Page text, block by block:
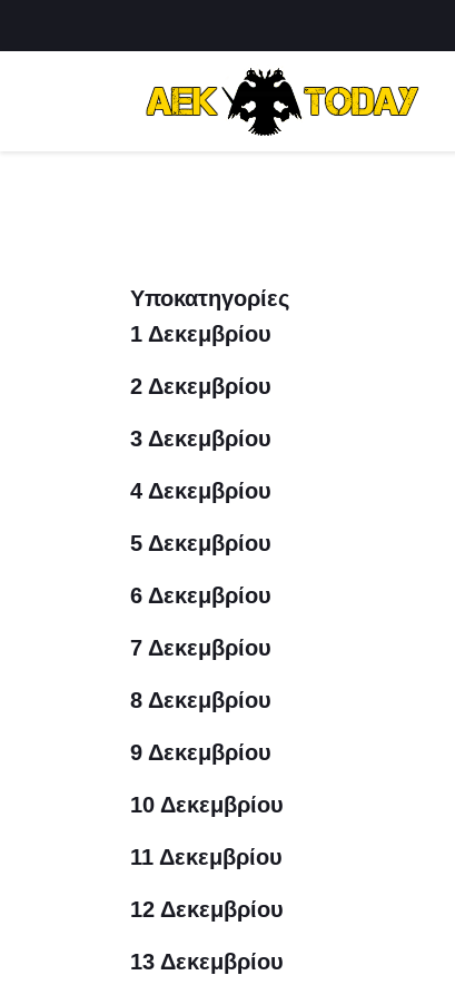
Υποκατηγορίες
1 Δεκεμβρίου
2 Δεκεμβρίου
3 Δεκεμβρίου
4 Δεκεμβρίου
5 Δεκεμβρίου
6 Δεκεμβρίου
7 Δεκεμβρίου
8 Δεκεμβρίου
9 Δεκεμβρίου
10 Δεκεμβρίου
11 Δεκεμβρίου
12 Δεκεμβρίου
13 Δεκεμβρίου